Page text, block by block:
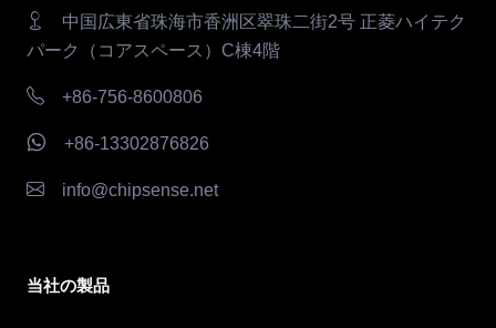
中国広東省珠海市香洲区翠珠二街2号 正菱ハイテク
パーク（コアスペース）C棟4階
+86-756-8600806
+86-13302876826
info@chipsense.net
当社の製品